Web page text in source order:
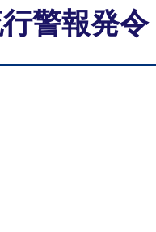
警報発令